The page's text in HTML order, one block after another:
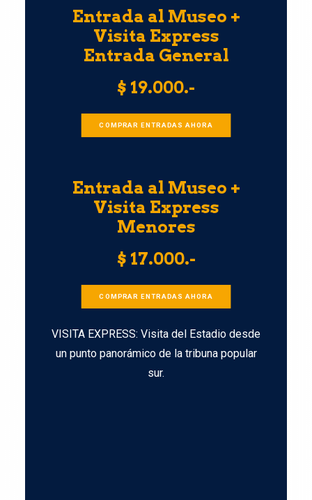
Entrada al Museo +
Visita Express
Entrada General
$ 19.000.-
COMPRAR ENTRADAS AHORA
Entrada al Museo +
Visita Express
Menores
$ 17.000.-
COMPRAR ENTRADAS AHORA
VISITA EXPRESS: Visita del Estadio desde
un punto panorámico de la tribuna popular
sur.